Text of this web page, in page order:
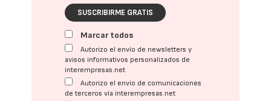
SUSCRIBIRME GRATIS
Marcar todos
Autorizo el envío de newsletters y
avisos informativos personalizados de
interempresas.net
Autorizo el envío de comunicaciones
de terceros vía interempresas.net